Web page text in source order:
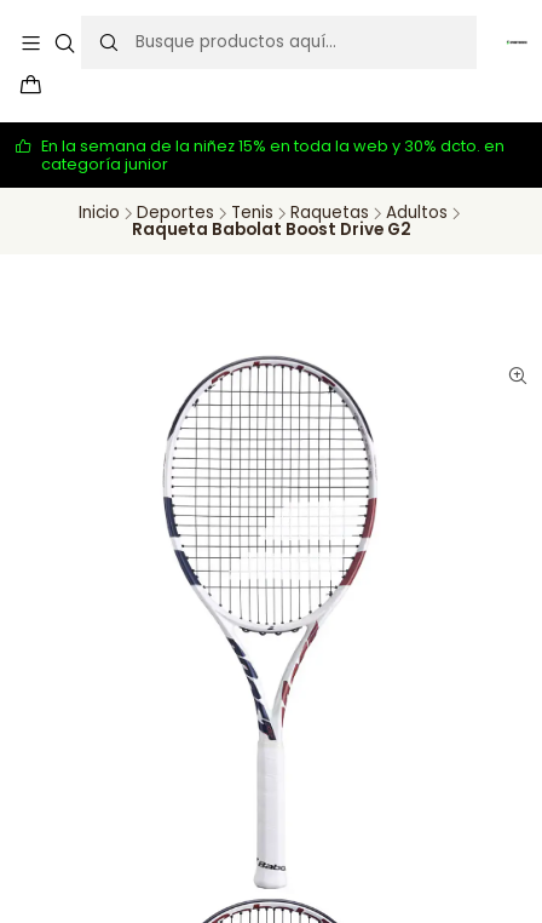
En la semana de la niñez 15% en toda la web y 30% dcto. en
categoría junior
Inicio Deportes Tenis Raquetas Adultos
Raqueta Babolat Boost Drive G2